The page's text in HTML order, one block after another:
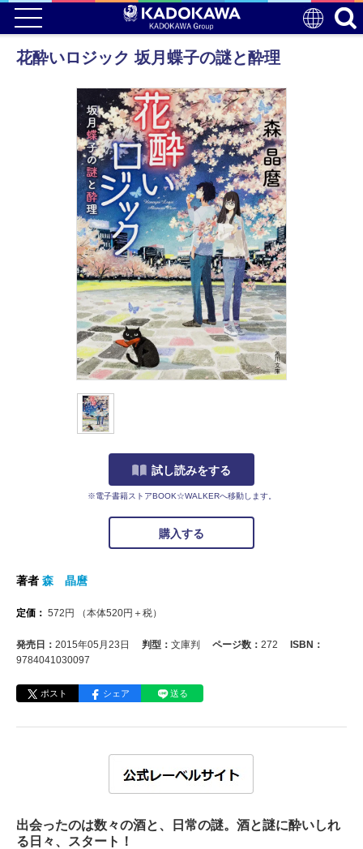
花酔いロジック 坂月蝶子の謎と酔理
試し読みをする
※電子書籍ストアBOOK☆WALKERへ移動します。
購入する
著者 森 晶麿
定価： 572 円 （本体520円＋税）
発売日： 2015年05月23日 判型： 文庫判 ページ数： 272
ISBN：
9784041030097
ポスト シェア 送る
出会ったのは数々の酒と、日常の謎。酒と謎に酔いしれ
る日々、スタート！